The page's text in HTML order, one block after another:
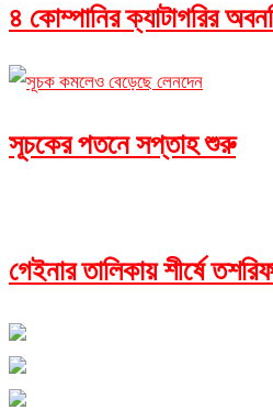
৪ কোম্পানির ক্যাটাগরির
সূচকের পতনে সপ্তাহ শুরু
গেইনার তালিকায় শীর্ষে